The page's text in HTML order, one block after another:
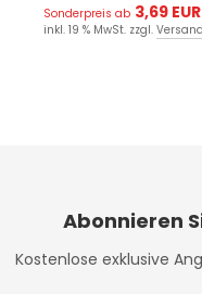
Sonderpreis ab 3,69 EUR
inkl. 19 % MwSt. zzgl.
Abonnieren
Kostenlose exklusive